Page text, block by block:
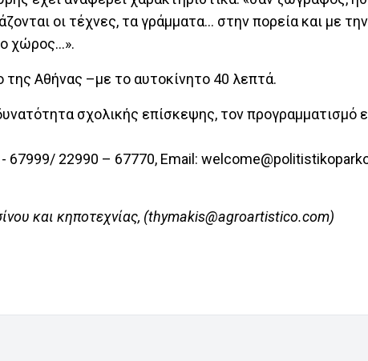
οι τέχνες, τα γράμματα… στην πορεία και με
ο χώρος…».
Αθήνας –με το αυτοκίνητο 40 λεπτά.
σχολικής επίσκεψης, τον προγραμματισμό
67999/ 22990 – 67770, Email:
και κηποτεχνίας, (thymakis@agroartistico.com)